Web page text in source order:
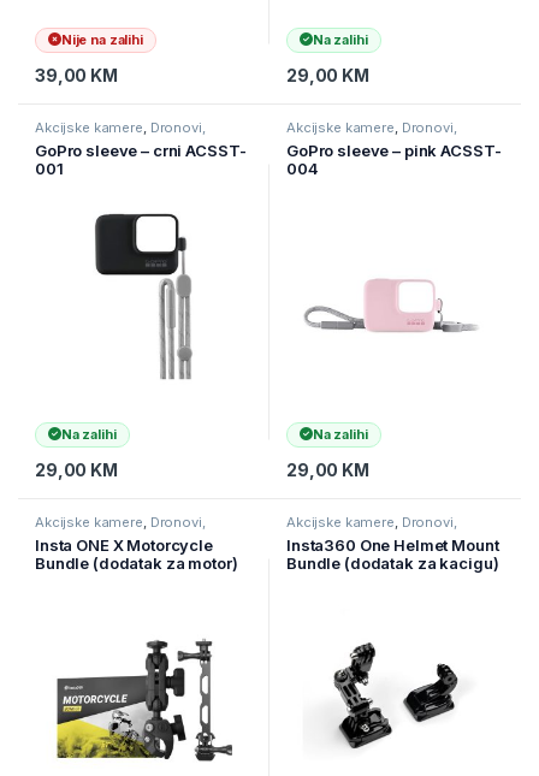
Nije na zalihi
39,00 KM
Na zalihi
29,00 KM
Akcijske kamere, Dronovi,
GoPro sleeve – crni ACSST-
001
Na zalihi
29,00 KM
Akcijske kamere, Dronovi,
GoPro sleeve – pink ACSST-
004
Na zalihi
29,00 KM
Akcijske kamere, Dronovi,
Insta ONE X Motorcycle
Bundle (dodatak za motor)
Akcijske kamere, Dronovi,
Insta360 One Helmet Mount
Bundle (dodatak za kacigu)